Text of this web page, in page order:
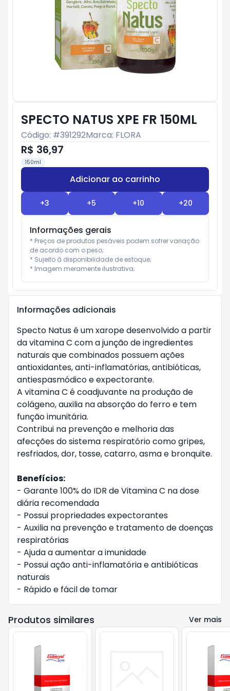
SPECTO NATUS XPE FR 150ML
Código: #391292Marca: FLORA
R$ 36,97
150ml
Adicionar ao carrinho
+3 +5 +10 +20
Informações gerais
* Preços de produtos pesáveis podem sofrer variação
de acordo com o peso;
* Sujeito à disponibilidade de estoque;
* Imagem meramente ilustrativa;
Informações adicionais
Specto Natus é um xarope desenvolvido a partir
da vitamina C com a junção de ingredientes
naturais que combinados possuem ações
antioxidantes, anti-inflamatórias, antibióticas,
antiespasmódico e expectorante.
A vitamina C é coadjuvante na produção de
colágeno, auxilia na absorção do ferro e tem
função imunitária.
Contribui na prevenção e melhoria das
afecções do sistema respiratório como gripes,
resfriados, dor, tosse, catarro, asma e bronquite.
Benefícios:
- Garante 100% do IDR de Vitamina C na dose
diária recomendada
- Possui propriedades expectorantes
- Auxilia na prevenção e tratamento de doenças
respiratórias
- Ajuda a aumentar a imunidade
- Possui ação anti-inflamatória e antibióticas
naturais
- Rápido e fácil de tomar
Produtos similares Ver mais